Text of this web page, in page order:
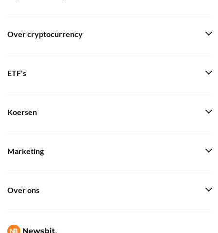
Over cryptocurrency
ETF's
Koersen
Marketing
Over ons